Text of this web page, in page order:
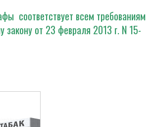
соответствует всем требованиям
закону от 23 февраля 2013 г. N 15-